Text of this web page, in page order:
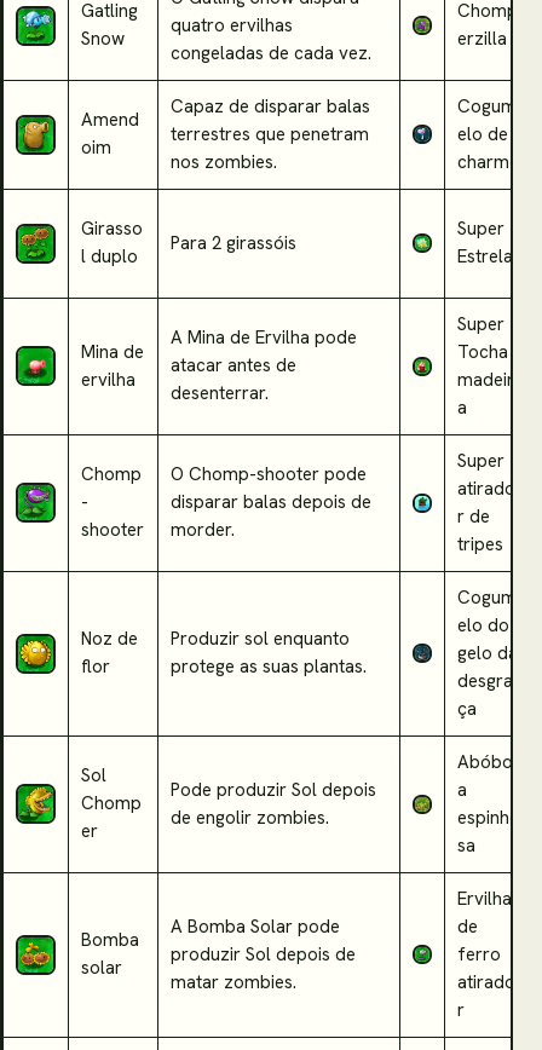
Gatling
Snow
quatro ervilhas
congeladas de cada vez.
Chomp
erzilla
Amend
oim
Capaz de disparar balas
terrestres que penetram
nos zombies.
Cogum
elo de
charme
Girasso
l duplo
Para 2 girassóis
Super
Estrela
Mina de
ervilha
A Mina de Ervilha pode
atacar antes de
desenterrar.
Super
Tocha
madeir
a
Chomp
-
shooter
O Chomp-shooter pode
disparar balas depois de
morder.
Super
atirado
r de
tripes
Noz de
flor
Produzir sol enquanto
protege as suas plantas.
Cogum
elo do
gelo da
desgra
ça
Sol
Chomp
er
Pode produzir Sol depois
de engolir zombies.
Abóbor
a
espinho
sa
Bomba
solar
A Bomba Solar pode
produzir Sol depois de
matar zombies.
Ervilha
de
ferro
atirado
r